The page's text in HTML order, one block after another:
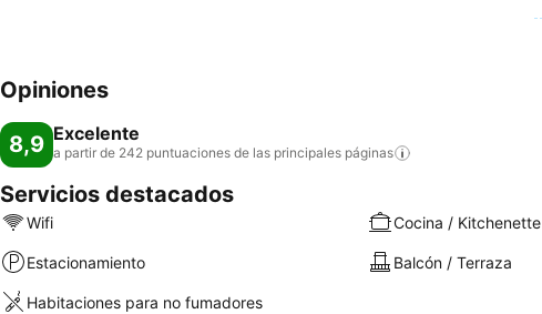
Opiniones
8,9 Excelente
a partir de 242 puntuaciones de las principales páginas
Servicios destacados
Wifi Cocina / Kitchenette
Estacionamiento Balcón / Terraza
Habitaciones para no fumadores